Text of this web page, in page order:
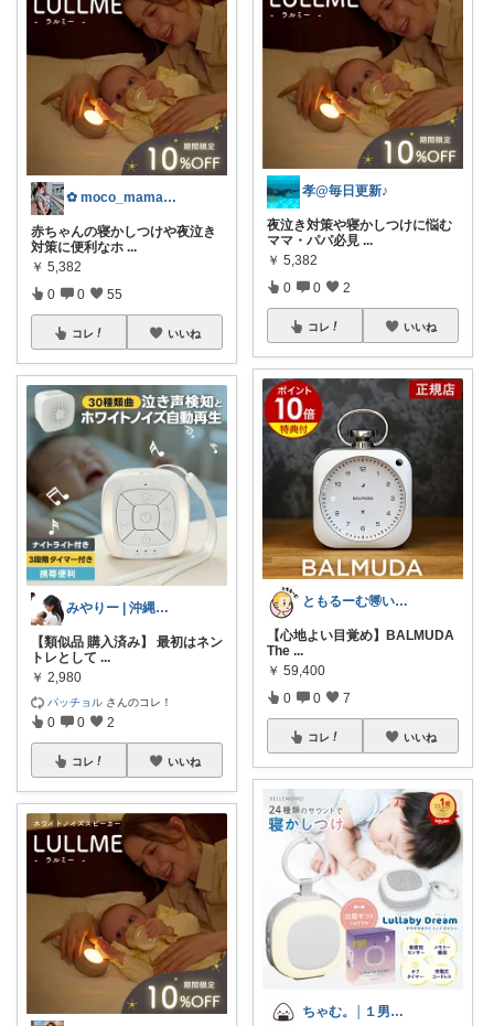
✿ moco_mama_life ✿
赤ちゃんの寝かしつけや夜泣き
対策に便利なホ ...
￥ 5,382
0 0 55
コレ いいね
みやりー | 沖縄在住ママ・コスパ重視
【類似品 購入済み】 最初はネン
トレとして ...
￥ 2,980
パッチョル さんのコレ！
0 0 2
コレ いいね
孝@毎日更新♪
夜泣き対策や寝かしつけに悩む
ママ・パパ必見 ...
￥ 5,382
0 0 2
コレ いいね
ともるーむ🉐いいものみっけ‼️
【心地よい目覚め】BALMUDA
The ...
￥ 59,400
0 0 7
コレ いいね
ちゃむ。│１男２女＋🐶のふっくらママ